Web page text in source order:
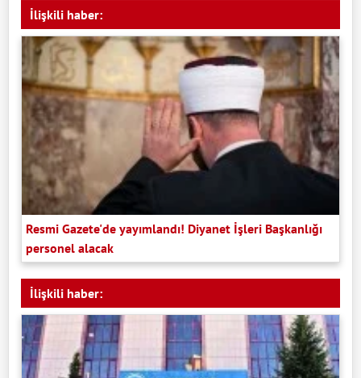
İlişkili haber:
Resmi Gazete'de yayımlandı! Diyanet İşleri Başkanlığı
personel alacak
İlişkili haber: